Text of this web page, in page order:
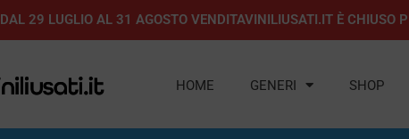
DAL 29 LUGLIO AL 31 AGOSTO VENDITAVINILIUSATI.IT È CHIUSO
HOME GENERI SHOP